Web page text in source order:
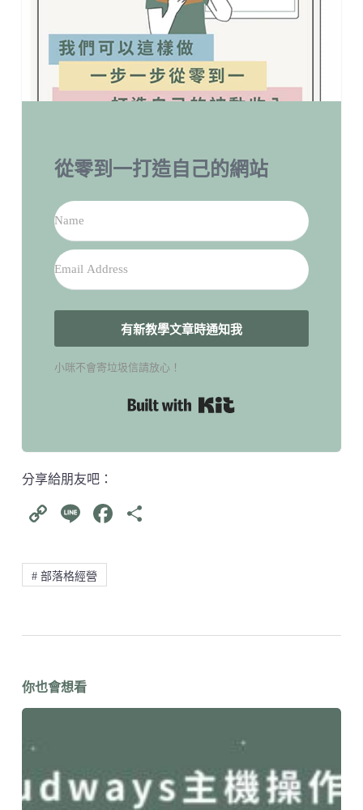
從零到一打造自己的網站
有新教學文章時通知我
小咪不會寄垃圾信請放心！
分享給朋友吧：
C
y
Li
Li
Fa
# 部落格經營
你也會想看